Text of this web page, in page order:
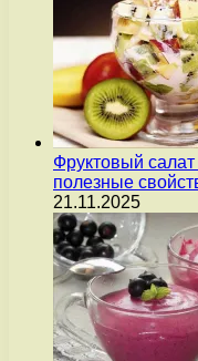
Фруктовый
полезные
21.11.2025